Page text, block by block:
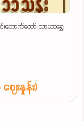
ောက်ထော်၊ သာယာရွှေ
ေးနှုန်း)